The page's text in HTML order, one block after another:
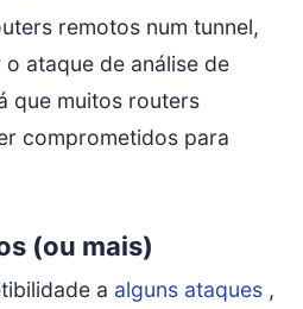
remotos num tunnel,
ataque de análise de
que muitos routers
comprometidos para
(ou mais)
a alguns ataques ,